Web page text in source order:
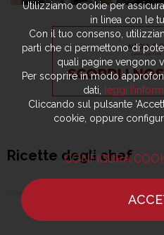
Ricette degli chef
Utilizziamo cookie per
in linea con le
Con il tuo consenso,
parti che ci permettono di
quali pagine vengono
Per scoprire in modo
dati,
leggi
Cliccando sul pulsante
cookie, oppure
CONFIGURA